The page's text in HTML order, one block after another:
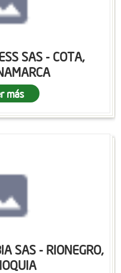
SAS - COTA,
más
SAS - RIONEGRO,